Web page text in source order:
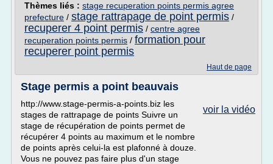
Thèmes liés : stage recuperation points permis agree
prefecture / stage rattrapage de point permis /
recuperer 4 point permis / centre agree
recuperation points permis / formation pour
recuperer point permis
Haut de page
Stage permis a point beauvais
voir la vidéo
http://www.stage-permis-a-points.biz les
stages de rattrapage de points Suivre un
stage de récupération de points permet de
récupérer 4 points au maximum et le nombre
de points après celui-la est plafonné à douze.
Vous ne pouvez pas faire plus d'un stage